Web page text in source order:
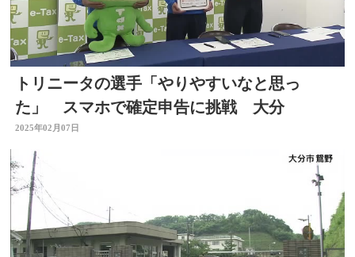
トリニータの選手「やりやすいなと思っ
た」 スマホで確定申告に挑戦 大分
2025年02月07日